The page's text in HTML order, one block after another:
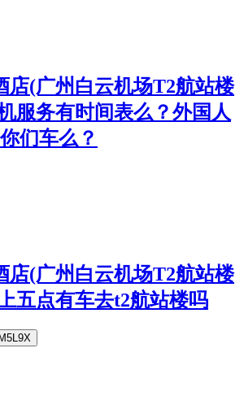
店(广州白云机场T2航站楼
服务有时间表么？外国人
们车么？
店(广州白云机场T2航站楼
五点有车去t2航站楼吗